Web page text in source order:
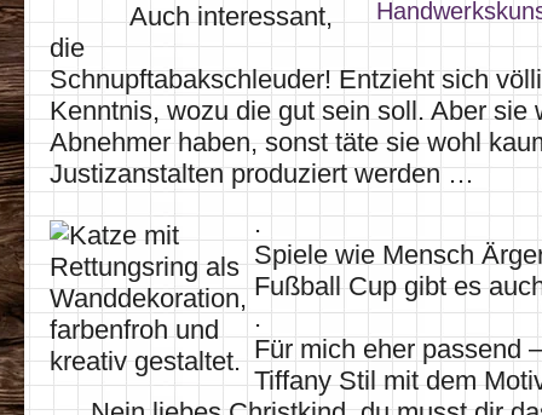
Auch interessant,
die
Schnupftabakschleuder! Entzieht sich
Kenntnis, wozu die gut sein soll. Aber sie
Abnehmer haben, sonst täte sie wohl
Justizanstalten produziert werden …
.
Spiele wie Mensch
Fußball Cup gibt es
.
Für mich eher passend
Tiffany Stil mit dem